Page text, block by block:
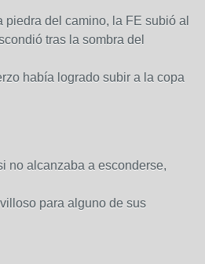
piedra del camino, la FE subió al
tras la sombra del
había logrado subir a la copa
no alcanzaba a esconderse,
para alguno de sus